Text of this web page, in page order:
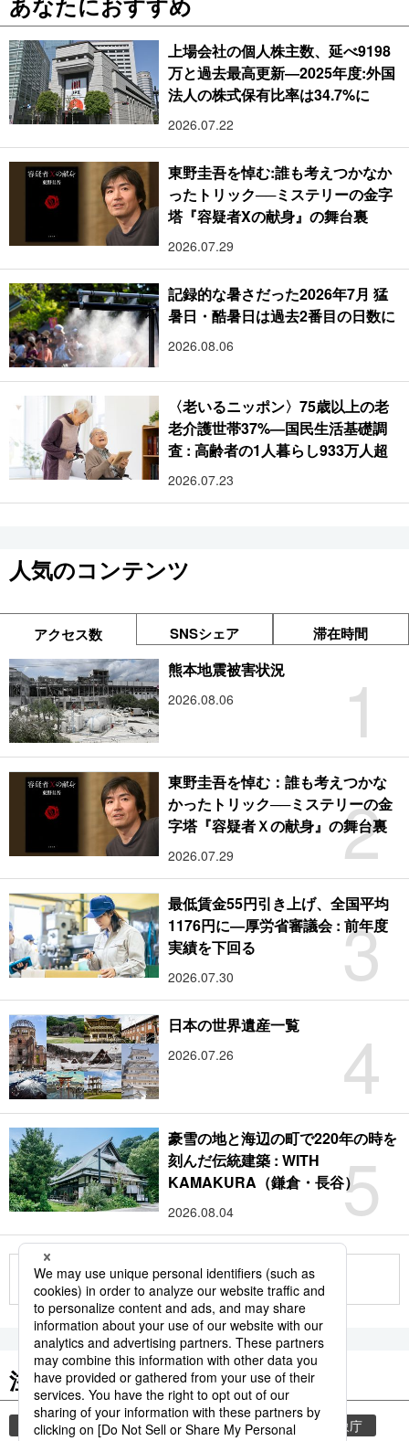
上場会社の個人株主数、延べ9198
万と過去最高更新―2025年度:外国
法人の株式保有比率は34.7%に
2026.07.22
東野圭吾を悼む:誰も考えつかなか
ったトリック──ミステリーの金字
塔『容疑者Xの献身』の舞台裏
2026.07.29
記録的な暑さだった2026年7月 猛
暑日・酷暑日は過去2番目の日数に
2026.08.06
〈老いるニッポン〉75歳以上の老
老介護世帯37%―国民生活基礎調
査 : 高齢者の1人暮らし933万人超
2026.07.23
人気のコンテンツ
アクセス数 SNSシェア 滞在時間
1
熊本地震被害状況
2026.08.06
2
東野圭吾を悼む：誰も考えつかな
かったトリック──ミステリーの金
字塔『容疑者Ｘの献身』の舞台裏
2026.07.29
3
最低賃金55円引き上げ、全国平均
1176円に―厚労省審議会 : 前年度
実績を下回る
2026.07.30
4
日本の世界遺産一覧
2026.07.26
5
豪雪の地と海辺の町で220年の時を
刻んだ伝統建築 : WITH
KAMAKURA（鎌倉・長谷）
2026.08.04
もっと見る
注目のキーワード
共同通信ニュース 和食 気象・災害 気象庁